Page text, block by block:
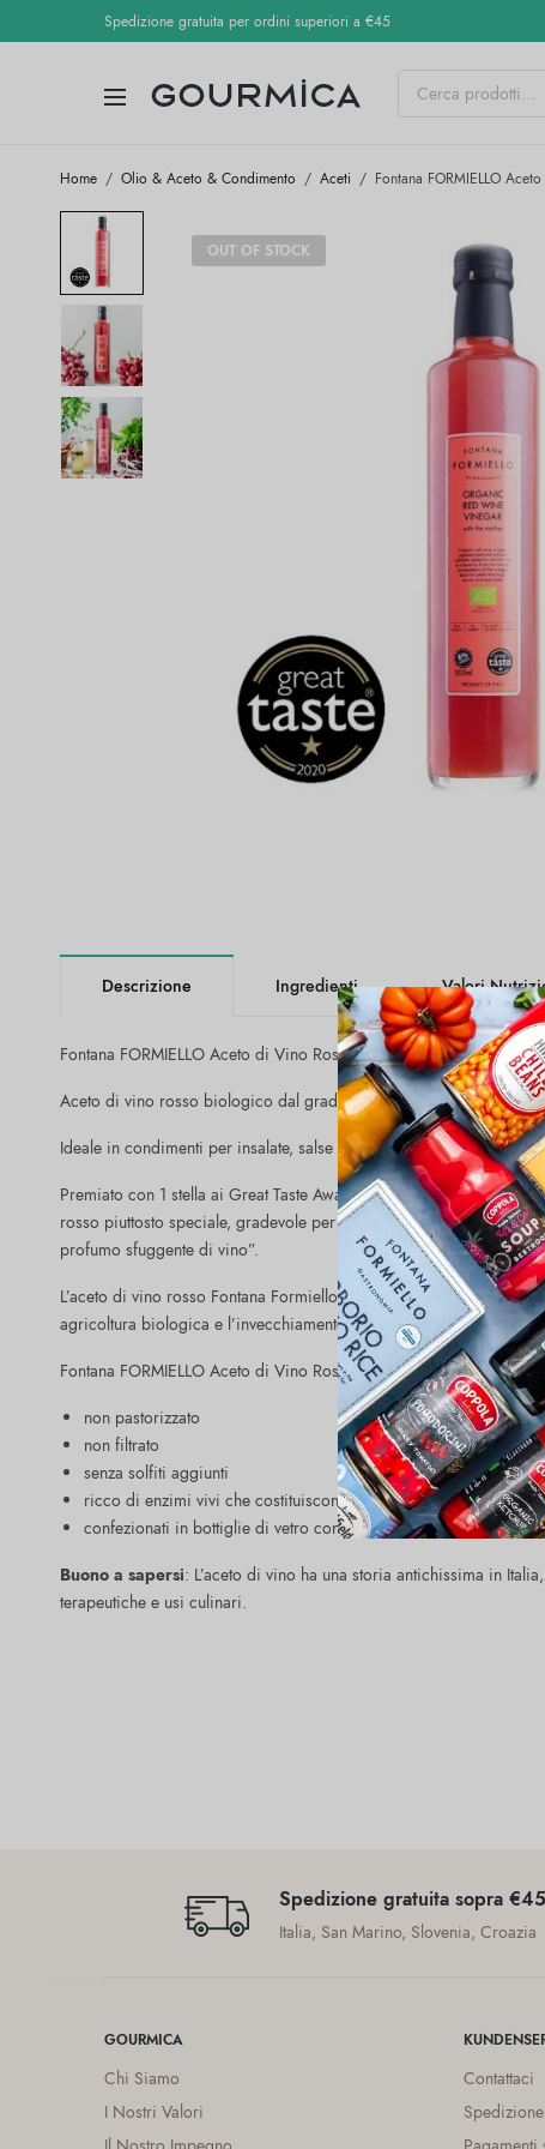
Spedizione gratuita per ordini superiori a €45
Home / Olio & Aceto & Condimento / Aceti / Fontana FORMIELLO
OUT OF STOCK
Descrizione Ingredienti Valori
Fontana FORMIELLO Aceto di Vino Rosso Bio (6x500ml).
Aceto di vino rosso biologico dal gradevole colore rosa tenue
Ideale in condimenti per insalate, salse e marinate.
Premiato con 1 stella ai Great Taste Award 2020: quest’aceto di
rosso piuttosto speciale, gradevole per l’equilibrio, l’appetibilità e
profumo sfuggente di vino”.
L’aceto di vino rosso Fontana Formiello è prodotto a Napoli,
agricoltura biologica e l’invecchiamento in botti.
Fontana FORMIELLO Aceto di Vino Rosso Bio (6x500ml) è:
non pastorizzato
non filtrato
senza solfiti aggiunti
ricco di enzimi vivi che costituiscono la nutriente “madre”
confezionati in bottiglie di vetro con tappo privo di BPA
Buono a sapersi: L’aceto di vino ha una storia antichissima in
terapeutiche e usi culinari.
Spedizione gratuita sopra €45
Italia, San Marino, Slovenia, Croazia
GOURMICA
Chi Siamo
I Nostri Valori
Contattaci